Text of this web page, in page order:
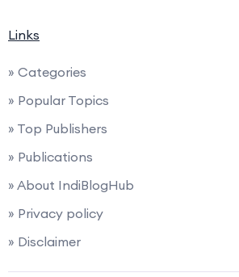
Links
» Categories
» Popular Topics
» Top Publishers
» Publications
» About IndiBlogHub
» Privacy policy
» Disclaimer